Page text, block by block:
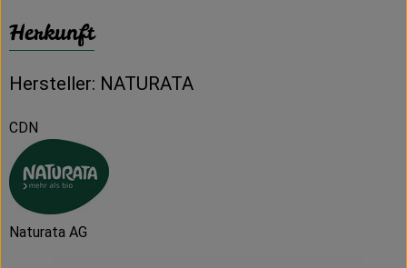
Herkunft
Hersteller: NATURATA
CDN
Naturata AG